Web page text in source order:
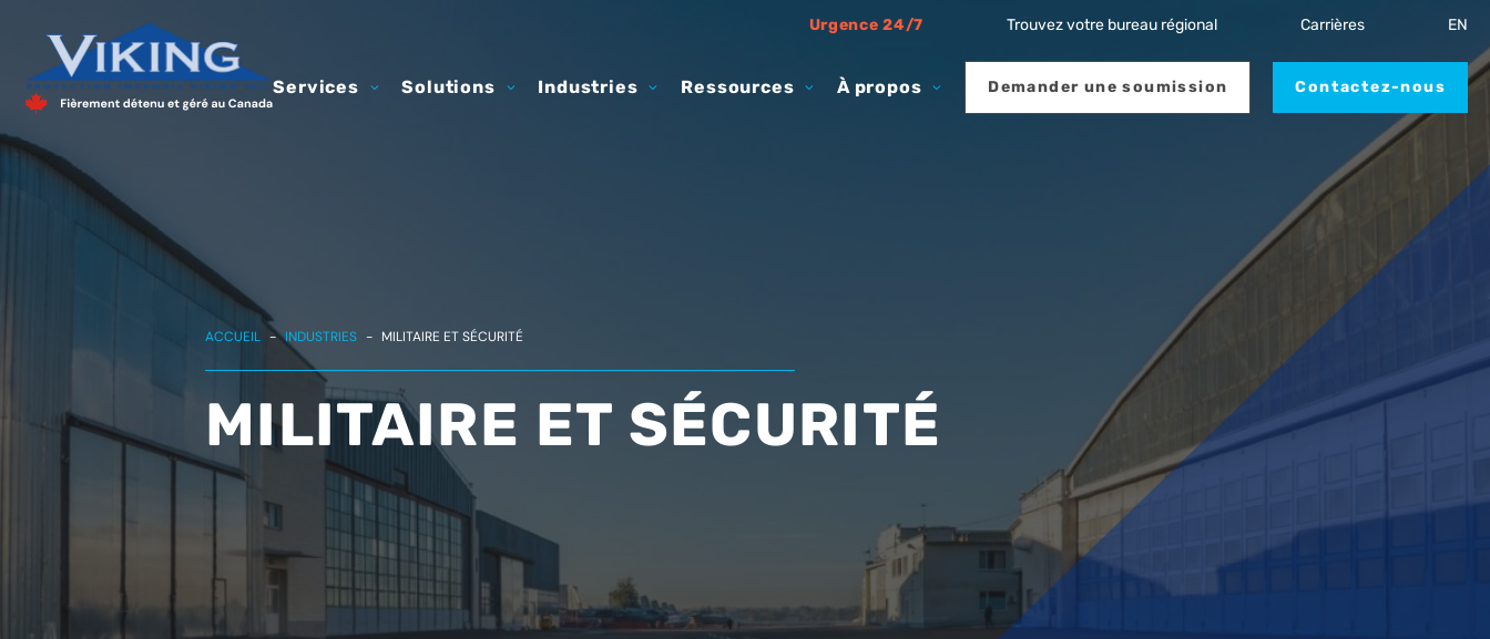
Urgence 24/7 Trouvez votre bureau régional Carrières EN
Services Solutions Industries Ressources À propos Demander une soumission Contactez-nous
ACCUEIL - INDUSTRIES - MILITAIRE ET SÉCURITÉ
MILITAIRE ET SÉCURITÉ